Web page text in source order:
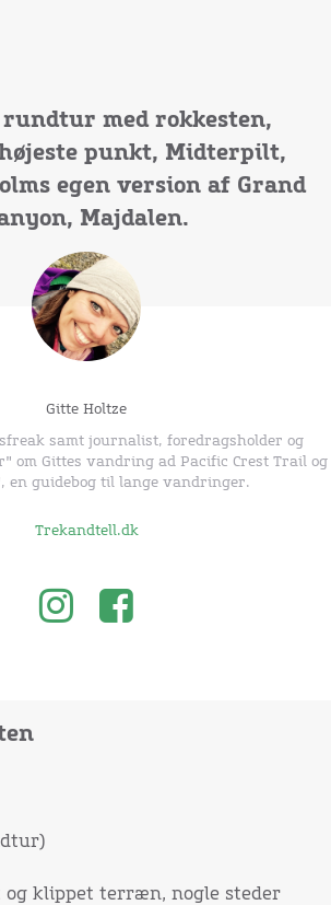
rundtur med rokkesten,
punkt, Midterpilt,
egen version af Grand
Majdalen.
Gitte Holtze
samt journalist, foredragsholder og
om Gittes vandring ad Pacific Crest Trail og
en guidebog til lange vandringer.
Trekandtell.dk
og klippet terræn, nogle steder